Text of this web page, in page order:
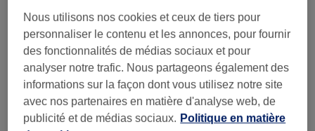
Paris
Marseille
Lyon
Bordeaux
En savoir plus...
Nous utilisons nos cookies et ceux de tiers pour
personnaliser le contenu et les annonces, pour fournir
des fonctionnalités de médias sociaux et pour
analyser notre trafic. Nous partageons également des
informations sur la façon dont vous utilisez notre site
avec nos partenaires en matière d'analyse web, de
publicité et de médias sociaux. Politique en matière